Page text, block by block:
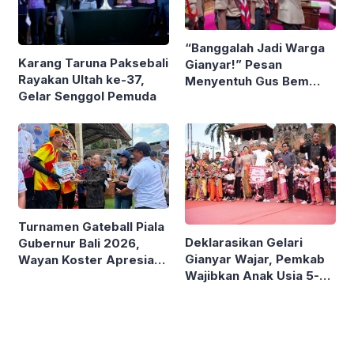
Karang Taruna Paksebali
Rayakan Ultah ke-37,
Gelar Senggol Pemuda
“Banggalah Jadi Warga
Gianyar!” Pesan
Menyentuh Gus Bem
Turnamen Gateball Piala
Gubernur Bali 2026,
Wayan Koster Apresiasi
Deklarasikan Gelari
Gianyar Wajar, Pemkab
Wajibkan Anak Usia 5-6